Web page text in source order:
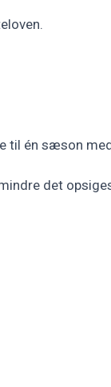
til én sæson
det